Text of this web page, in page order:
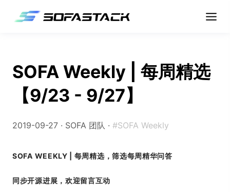
SOFA Weekly | 每周精选
【9/23 - 9/27】
2019-09-27 · SOFA 团队 · #SOFA Weekly
SOFA WEEKLY | 每周精选，筛选每周精华问答
同步开源进展，欢迎留言互动